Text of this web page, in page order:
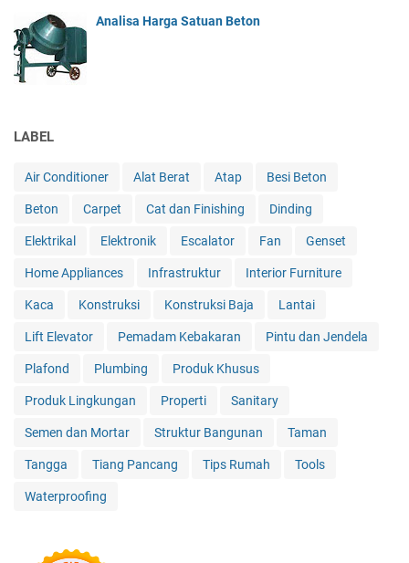
Analisa Harga Satuan Beton
LABEL
Air Conditioner Alat Berat Atap Besi Beton
Beton Carpet Cat dan Finishing Dinding
Elektrikal Elektronik Escalator Fan Genset
Home Appliances Infrastruktur Interior Furniture
Kaca Konstruksi Konstruksi Baja Lantai
Lift Elevator Pemadam Kebakaran Pintu dan Jendela
Plafond Plumbing Produk Khusus
Produk Lingkungan Properti Sanitary
Semen dan Mortar Struktur Bangunan Taman
Tangga Tiang Pancang Tips Rumah Tools
Waterproofing